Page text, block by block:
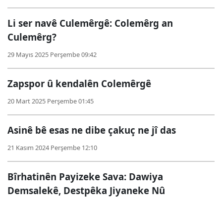
Li ser navê Culemêrgê: Colemêrg an
Culemêrg?
29 Mayıs 2025 Perşembe 09:42
Zapspor û kendalên Colemêrgê
20 Mart 2025 Perşembe 01:45
Asinê bê esas ne dibe çakuç ne jî das
21 Kasım 2024 Perşembe 12:10
Bîrhatinên Payizeke Sava: Dawiya
Demsalekê, Destpêka Jiyaneke Nû